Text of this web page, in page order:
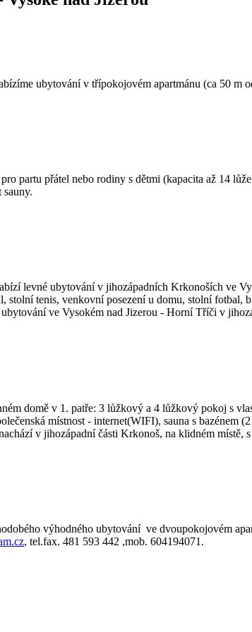
ubytování v třípokojovém apartmánu (ca 50 m
partu přátel nebo rodiny s dětmi (kapacita až 14
levné ubytování v jihozápadních Krkonoších ve
stolní tenis, venkovní posezení u domu, stolní
ve Vysokém nad Jizerou - Horní Tříči v
domě v 1. patře: 3 lůžkový a 4 lůžkový pokoj s
místnost - internet(WIFI), sauna s
v jihozápadní části Krkonoš, na klidném místě,
výhodného ubytování ve dvoupokojovém
, tel.fax. 481 593 442 ,mob. 604194071.